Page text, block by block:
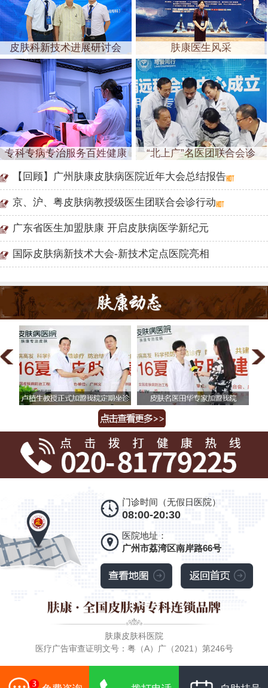
皮肤科新技术进展研讨会 肤康医生风采
专科专病专治服务百姓健康 “北上广”名医团联合会诊
【回顾】广州肤康皮肤病医院近年大会总结报告
京、沪、粤皮肤病教授级医生团联合会诊行动
广东省医生加盟肤康 开启皮肤病医学新纪元
国际皮肤病新技术大会-新技术定点医院亮相
门诊时间（无假日医院）
08:00-20:30
医院地址：
广州市荔湾区南岸路66号
肤康皮肤科医院
医疗广告审查证明文号：粤（A）广（2021）第246号